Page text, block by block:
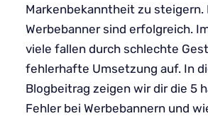
Markenbekanntheit zu steigern.
Werbebanner sind erfolgreich.
viele fallen durch schlechte
fehlerhafte Umsetzung auf. In
Blogbeitrag zeigen wir dir die 5
Fehler bei Werbebannern und